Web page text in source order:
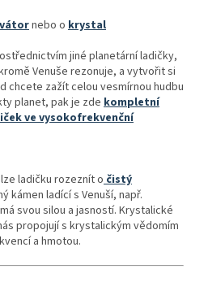
nebo o krystal
jiné planetární ladičky,
Venuše rezonuje, a vytvořit si
chcete zažít celou vesmírnou hudbu
planet, pak je zde kompletní
ve vysokofrekvenční
ladičku rozeznít o čistý
kámen ladící s Venuší, např.
svou silou a jasností. Krystalické
propojují s krystalickým vědomím
a hmotou.